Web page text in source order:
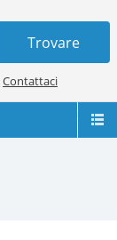
Contattaci